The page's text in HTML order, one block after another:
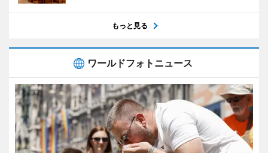
もっと見る
ワールドフォトニュース